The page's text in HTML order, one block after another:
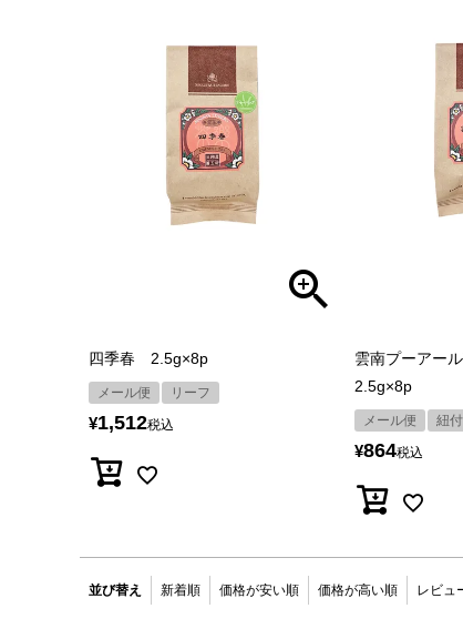
四季春 2.5g×8p
メール便 リーフ
¥1,512税込
雲南プーアー
2.5g×8p
メール便 紐
¥864税込
並び替え 新着順 価格が安い順 価格が高い順 レビュ